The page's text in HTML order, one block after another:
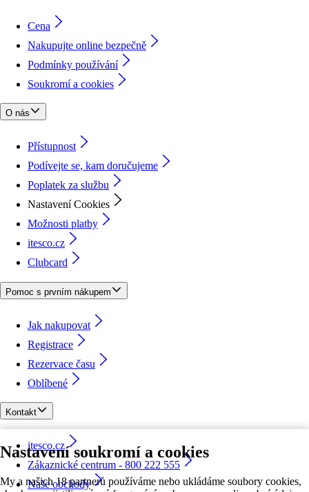
Nastavení soukromí a cookies
My a našich 18 partnerů používáme nebo ukládáme soubory cookies,
Cena
Nakupujte online bezpečně
Podmínky používání
Soukromí a cookies
O nás
Přístupnost
Podívejte se, kam doručujeme
Poplatek za službu
Nastavení Cookies
Možnosti platby
itesco.cz
Clubcard
Pomoc s prvním nákupem
Jak nakupovat
Registrace
Rezervace času
Oblíbené
Kontakt
itesco.cz
Zákaznické centrum - 800 222 555
Naše obchody